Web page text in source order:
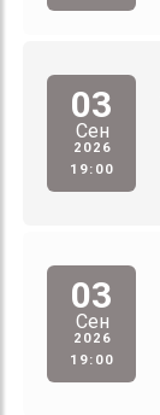
03
Сен
2026
19:00
03
Сен
2026
19:00